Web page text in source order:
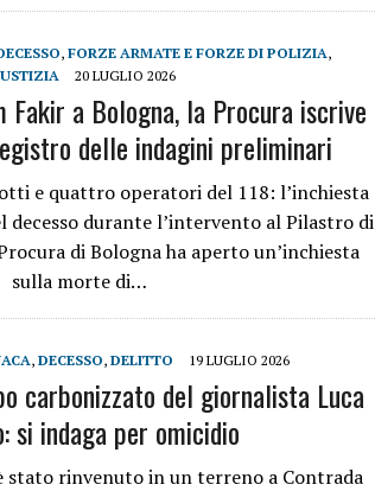
,FORZE ARMATE E FORZE DI POLIZIA,
20 LUGLIO 2026
a Bologna, la Procura iscrive
delle indagini preliminari
e quattro operatori del 118: l’inchiesta
decesso durante l’intervento al Pilastro di
di Bologna ha aperto un’inchiesta
sulla morte di…
, DECESSO, DELITTO 19 LUGLIO 2026
carbonizzato del giornalista Luca
si indaga per omicidio
stato rinvenuto in un terreno a Contrada